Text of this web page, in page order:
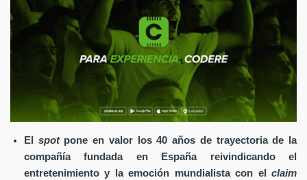
El spot pone en valor los 40 años de trayectoria de la
compañía fundada en España reivindicando el
entretenimiento y la emoción mundialista con el claim